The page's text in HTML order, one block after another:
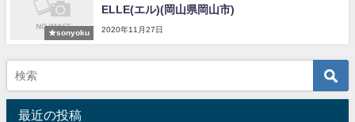
★sonyoku
ELLE(エル)(岡山県岡山市)
2020年11月27日
最近の投稿